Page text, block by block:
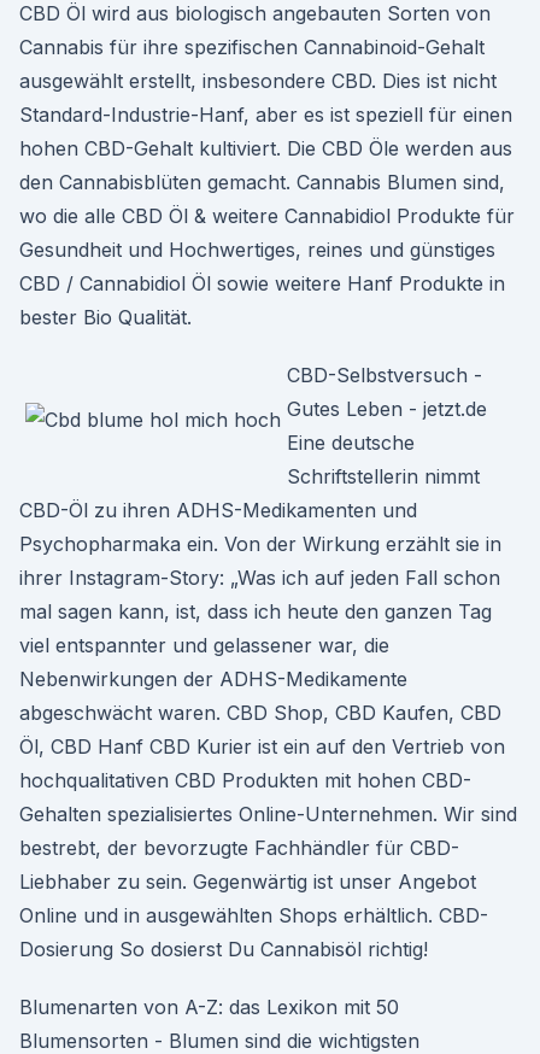
CBD Öl wird aus biologisch angebauten Sorten von
Cannabis für ihre spezifischen Cannabinoid-Gehalt
ausgewählt erstellt, insbesondere CBD. Dies ist nicht
Standard-Industrie-Hanf, aber es ist speziell für einen
hohen CBD-Gehalt kultiviert. Die CBD Öle werden aus
den Cannabisblüten gemacht. Cannabis Blumen sind,
wo die alle CBD Öl & weitere Cannabidiol Produkte für
Gesundheit und Hochwertiges, reines und günstiges
CBD / Cannabidiol Öl sowie weitere Hanf Produkte in
bester Bio Qualität.
CBD-Selbstversuch -
Gutes Leben - jetzt.de
Eine deutsche
Schriftstellerin nimmt
CBD-Öl zu ihren ADHS-Medikamenten und
Psychopharmaka ein. Von der Wirkung erzählt sie in
ihrer Instagram-Story: „Was ich auf jeden Fall schon
mal sagen kann, ist, dass ich heute den ganzen Tag
viel entspannter und gelassener war, die
Nebenwirkungen der ADHS-Medikamente
abgeschwächt waren. CBD Shop, CBD Kaufen, CBD
Öl, CBD Hanf CBD Kurier ist ein auf den Vertrieb von
hochqualitativen CBD Produkten mit hohen CBD-
Gehalten spezialisiertes Online-Unternehmen. Wir sind
bestrebt, der bevorzugte Fachhändler für CBD-
Liebhaber zu sein. Gegenwärtig ist unser Angebot
Online und in ausgewählten Shops erhältlich. CBD-
Dosierung So dosierst Du Cannabisöl richtig!
Blumenarten von A-Z: das Lexikon mit 50
Blumensorten - Blumen sind die wichtigsten